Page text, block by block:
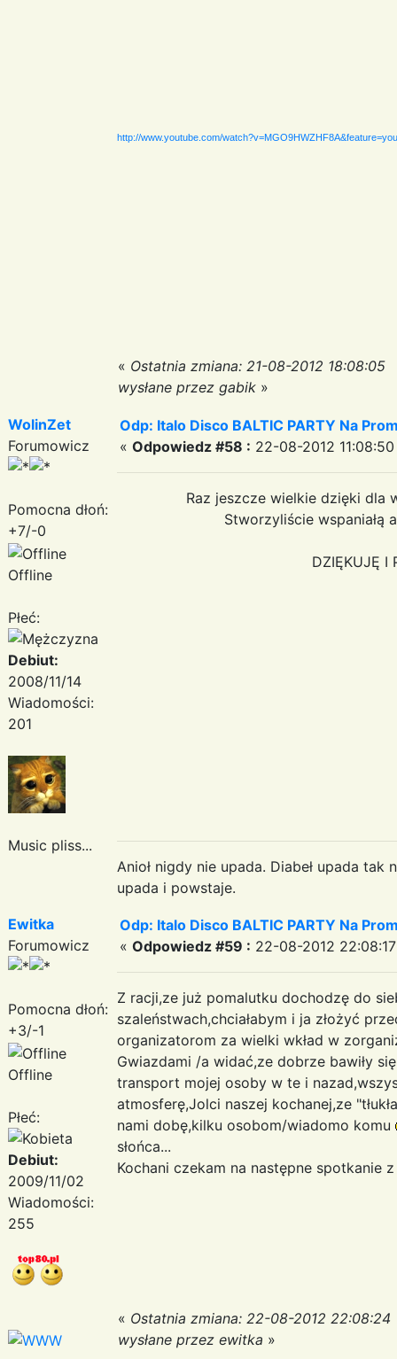
http://www.youtube.com/
« Ostatnia zmiana: 21-08-2012 18:08:05
wysłane przez gabik »
WolinZet
Forumowicz
Pomocna dłoń:
+7/-0
Offline
Płeć:
Debiut:
2008/11/14
Wiadomości:
201
Music pliss...
Odp: Italo Disco BALTIC PARTY Na
« Odpowiedz #58 : 22-08-2012
Raz jeszcze wielkie dzięki
Stworzyliście wspaniałą
DZIĘKUJĘ I
Anioł nigdy nie upada. Diabeł upada
upada i powstaje.
Ewitka
Forumowicz
Pomocna dłoń:
+3/-1
Offline
Płeć:
Debiut:
2009/11/02
Wiadomości:
255
Odp: Italo Disco BALTIC PARTY Na
« Odpowiedz #59 : 22-08-2012
Z racji,ze już pomalutku dochodzę do
szaleństwach,chciałabym i ja złożyć
organizatorom za wielki wkład w
Gwiazdami /a widać,ze dobrze bawiły
transport mojej osoby w te i
atmosferę,Jolci naszej kochanej,ze
nami dobę,kilku osobom/wiadomo komu
słońca...
Kochani czekam na następne spotkanie
« Ostatnia zmiana: 22-08-2012 22:08:24
wysłane przez ewitka »